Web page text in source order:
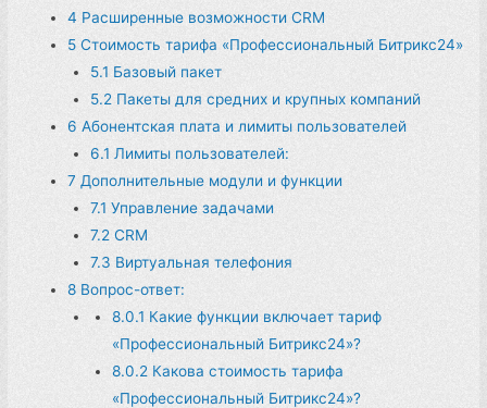
4 Расширенные возможности CRM
5 Стоимость тарифа «Профессиональный Битрикс24»
5.1 Базовый пакет
5.2Пакеты для средних и крупных компаний
6 Абонентская плата и лимиты пользователей
6.1 Лимиты пользователей:
7 Дополнительные модули и функции
7.1 Управление задачами
7.2 CRM
7.3 Виртуальная телефония
8 Вопрос-ответ:
8.0.1 Какие функции включает тариф
«Профессиональный Битрикс24»?
8.0.2 Какова стоимость тарифа
«Профессиональный Битрикс24»?